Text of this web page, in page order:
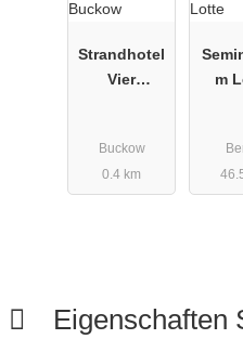
Strandhotel
Vier
Buckow
0.4 km
m
Eigenschaften